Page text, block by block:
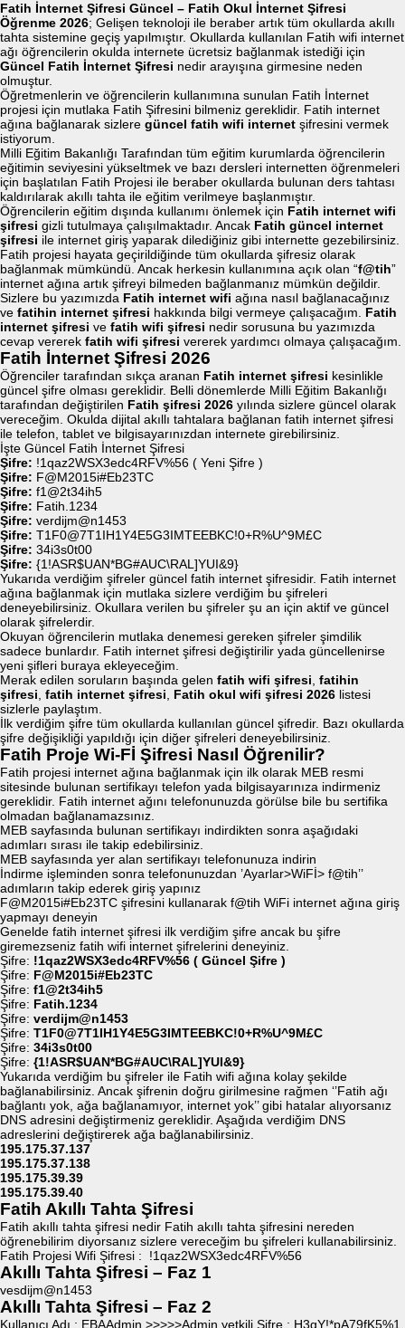
Fatih İnternet Şifresi Güncel – Fatih Okul İnternet Şifresi
Öğrenme 2026; Gelişen teknoloji ile beraber artık tüm okullarda akıllı
tahta sistemine geçiş yapılmıştır. Okullarda kullanılan Fatih wifi internet
ağı öğrencilerin okulda internete ücretsiz bağlanmak istediği için
Güncel Fatih İnternet Şifresi nedir arayışına girmesine neden
olmuştur.
Öğretmenlerin ve öğrencilerin kullanımına sunulan Fatih İnternet
projesi için mutlaka Fatih Şifresini bilmeniz gereklidir. Fatih internet
ağına bağlanarak sizlere güncel fatih wifi internet şifresini vermek
istiyorum.
Milli Eğitim Bakanlığı Tarafından tüm eğitim kurumlarda öğrencilerin
eğitimin seviyesini yükseltmek ve bazı dersleri internetten öğrenmeleri
için başlatılan Fatih Projesi ile beraber okullarda bulunan ders tahtası
kaldırılarak akıllı tahta ile eğitim verilmeye başlanmıştır.
Öğrencilerin eğitim dışında kullanımı önlemek için Fatih internet wifi
şifresi gizli tutulmaya çalışılmaktadır. Ancak Fatih güncel internet
şifresi ile internet giriş yaparak dilediğiniz gibi internette gezebilirsiniz.
Fatih projesi hayata geçirildiğinde tüm okullarda şifresiz olarak
bağlanmak mümkündü. Ancak herkesin kullanımına açık olan “f@tih”
internet ağına artık şifreyi bilmeden bağlanmanız mümkün değildir.
Sizlere bu yazımızda Fatih internet wifi ağına nasıl bağlanacağınız
ve fatihin internet şifresi hakkında bilgi vermeye çalışacağım. Fatih
internet şifresi ve fatih wifi şifresi nedir sorusuna bu yazımızda
cevap vererek fatih wifi şifresi vererek yardımcı olmaya çalışacağım.
Fatih İnternet Şifresi 2026
Öğrenciler tarafından sıkça aranan Fatih internet şifresi kesinlikle
güncel şifre olması gereklidir. Belli dönemlerde Milli Eğitim Bakanlığı
tarafından değiştirilen Fatih şifresi 2026 yılında sizlere güncel olarak
vereceğim. Okulda dijital akıllı tahtalara bağlanan fatih internet şifresi
ile telefon, tablet ve bilgisayarınızdan internete girebilirsiniz.
İşte Güncel Fatih İnternet Şifresi
Şifre: !1qaz2WSX3edc4RFV%56 ( Yeni Şifre )
Şifre: F@M2015i#Eb23TC
Şifre: f1@2t34ih5
Şifre: Fatih.1234
Şifre: verdijm@n1453
Şifre: T1F0@7T1IH1Y4E5G3IMTEEBKC!0+R%U^9M£C
Şifre: 34i3s0t00
Şifre: {1!ASR$UAN*BG#AUC\RAL]YUI&9}
Yukarıda verdiğim şifreler güncel fatih internet şifresidir. Fatih internet
ağına bağlanmak için mutlaka sizlere verdiğim bu şifreleri
deneyebilirsiniz. Okullara verilen bu şifreler şu an için aktif ve güncel
olarak şifrelerdir.
Okuyan öğrencilerin mutlaka denemesi gereken şifreler şimdilik
sadece bunlardır. Fatih internet şifresi değiştirilir yada güncellenirse
yeni şifleri buraya ekleyeceğim.
Merak edilen soruların başında gelen fatih wifi şifresi fatihin
şifresi fatih internet şifresi Fatih okul wifi şifresi 2026 listesi
sizlerle paylaştım.
İlk verdiğim şifre tüm okullarda kullanılan güncel şifredir. Bazı okullarda
şifre değişikliği yapıldığı için diğer şifreleri deneyebilirsiniz.
Fatih Proje Wi-Fİ Şifresi Nasıl Öğrenilir?
Fatih projesi internet ağına bağlanmak için ilk olarak MEB resmi
sitesinde bulunan sertifikayı telefon yada bilgisayarınıza indirmeniz
gereklidir. Fatih internet ağını telefonunuzda görülse bile bu sertifika
olmadan bağlanamazsınız.
MEB sayfasında bulunan sertifikayı indirdikten sonra aşağıdaki
adımları sırası ile takip edebilirsiniz.
MEB sayfasında yer alan sertifikayı telefonunuza indirin
İndirme işleminden sonra telefonunuzdan ’Ayarlar>WiFİ> f@tih’’
adımların takip ederek giriş yapınız
F@M2015i#Eb23TC şifresini kullanarak f@tih WiFi internet ağına giriş
yapmayı deneyin
Genelde fatih internet şifresi ilk verdiğim şifre ancak bu şifre
giremezseniz fatih wifi internet şifrelerini deneyiniz.
Şifre: !1qaz2WSX3edc4RFV%56 ( Güncel Şifre )
Şifre: F@M2015i#Eb23TC
Şifre: f1@2t34ih5
Şifre: Fatih.1234
Şifre: verdijm@n1453
Şifre: T1F0@7T1IH1Y4E5G3IMTEEBKC!0+R%U^9M£C
Şifre: 34i3s0t00
Şifre: {1!ASR$UAN*BG#AUC\RAL]YUI&9}
Yukarıda verdiğim bu şifreler ile Fatih wifi ağına kolay şekilde
bağlanabilirsiniz. Ancak şifrenin doğru girilmesine rağmen ‘’Fatih ağı
bağlantı yok, ağa bağlanamıyor, internet yok’’ gibi hatalar alıyorsanız
DNS adresini değiştirmeniz gereklidir. Aşağıda verdiğim DNS
adreslerini değiştirerek ağa bağlanabilirsiniz.
195.175.37.137
195.175.37.138
195.175.39.39
195.175.39.40
Fatih Akıllı Tahta Şifresi
Fatih akıllı tahta şifresi nedir Fatih akıllı tahta şifresini nereden
öğrenebilirim diyorsanız sizlere vereceğim bu şifreleri kullanabilirsiniz.
Fatih Projesi Wifi Şifresi : !1qaz2WSX3edc4RFV%56
Akıllı Tahta Şifresi – Faz 1
vesdijm@n1453
Akıllı Tahta Şifresi – Faz 2
Kullanıcı Adı : EBAAdmin >>>>>Admin yetkili Şifre : H3gY!*pA79fK5%1